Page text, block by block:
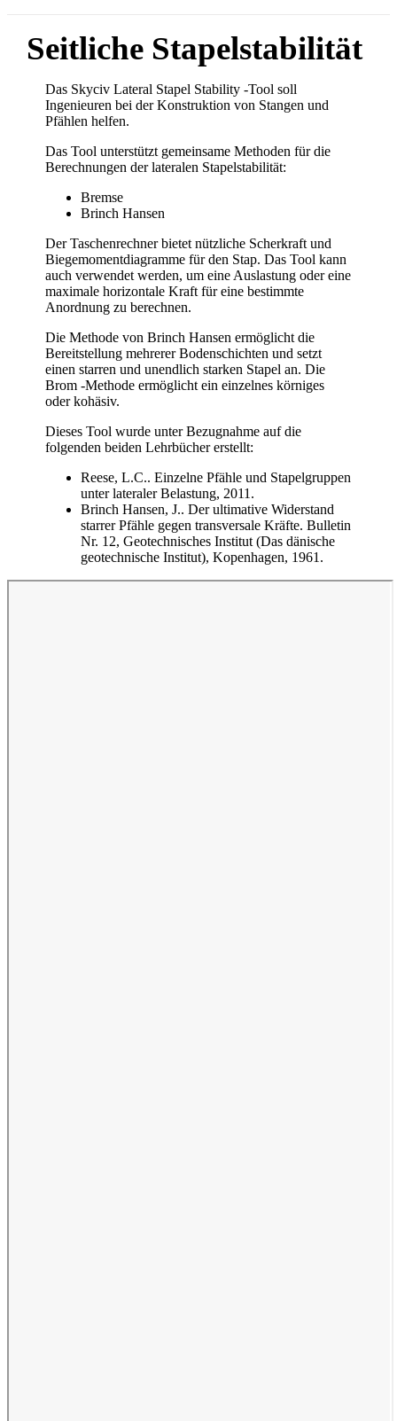
Seitliche Stapelstabilität
Das Skyciv Lateral Stapel Stability -Tool soll
Ingenieuren bei der Konstruktion von Stangen und
Pfählen helfen.
Das Tool unterstützt gemeinsame Methoden für die
Berechnungen der lateralen Stapelstabilität:
Bremse
Brinch Hansen
Der Taschenrechner bietet nützliche Scherkraft und
Biegemomentdiagramme für den Stap. Das Tool kann
auch verwendet werden, um eine Auslastung oder eine
maximale horizontale Kraft für eine bestimmte
Anordnung zu berechnen.
Die Methode von Brinch Hansen ermöglicht die
Bereitstellung mehrerer Bodenschichten und setzt
einen starren und unendlich starken Stapel an. Die
Brom -Methode ermöglicht ein einzelnes körniges
oder kohäsiv.
Dieses Tool wurde unter Bezugnahme auf die
folgenden beiden Lehrbücher erstellt:
Reese, L.C.. Einzelne Pfähle und Stapelgruppen
unter lateraler Belastung, 2011.
Brinch Hansen, J.. Der ultimative Widerstand
starrer Pfähle gegen transversale Kräfte. Bulletin
Nr. 12, Geotechnisches Institut (Das dänische
geotechnische Institut), Kopenhagen, 1961.